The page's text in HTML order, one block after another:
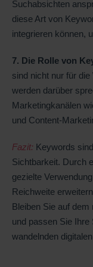
Suchabsichten
diese Art von
integrieren können,
7. Die Rolle von
sind nicht nur für
werden darüber
Marketingkanälen
und Content-
Fazit: Keywords
Sichtbarkeit. Durch
gezielte
Reichweite
Bleiben Sie auf
und passen Sie Ihre
wandelnden